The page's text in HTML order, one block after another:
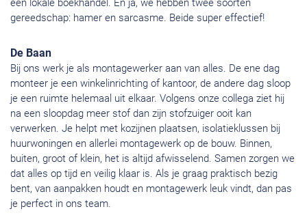
een lokale boekhandel. En ja, we hebben twee soorten
gereedschap: hamer en sarcasme. Beide super effectief!
De Baan
Bij ons werk je als montagewerker aan van alles. De ene dag
monteer je een winkelinrichting of kantoor, de andere dag sloop
je een ruimte helemaal uit elkaar. Volgens onze collega ziet hij
na een sloopdag meer stof dan zijn stofzuiger ooit kan
verwerken. Je helpt met kozijnen plaatsen, isolatieklussen bij
huurwoningen en allerlei montagewerk op de bouw. Binnen,
buiten, groot of klein, het is altijd afwisselend. Samen zorgen we
dat alles op tijd en veilig klaar is. Als je graag praktisch bezig
bent, van aanpakken houdt en montagewerk leuk vindt, dan pas
je perfect in ons team.